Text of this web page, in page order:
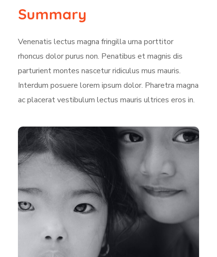
Summary
Venenatis lectus magna fringilla urna porttitor
rhoncus dolor purus non. Penatibus et magnis dis
parturient montes nascetur ridiculus mus mauris.
Interdum posuere lorem ipsum dolor. Pharetra magna
ac placerat vestibulum lectus mauris ultrices eros in.